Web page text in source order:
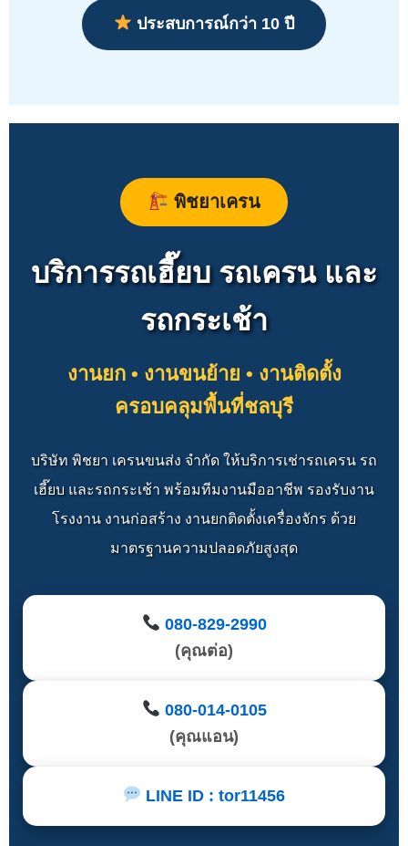
ประสบการณ์กว่า 10 ปี
พิชยาเครน
บริการรถเฮี๊ยบ รถเครน และ
รถกระเช้า
งานยก • งานขนย้าย • งานติดตั้ง
ครอบคลุมพื้นที่ชลบุรี
บริษัท พิชยา เครนขนส่ง จำกัด ให้บริการเช่ารถเครน รถ
เฮี๊ยบ และรถกระเช้า พร้อมทีมงานมืออาชีพ รองรับงาน
โรงงาน งานก่อสร้าง งานยกติดตั้งเครื่องจักร ด้วย
มาตรฐานความปลอดภัยสูงสุด
080-829-2990
(คุณต่อ)
080-014-0105
(คุณแอน)
LINE ID : tor11456